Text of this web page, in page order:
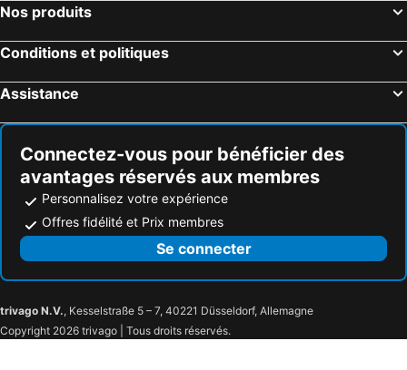
Nos produits
Conditions et politiques
Assistance
Connectez-vous pour bénéficier des
avantages réservés aux membres
Personnalisez votre expérience
Offres fidélité et Prix membres
Se connecter
trivago N.V., Kesselstraße 5 – 7, 40221 Düsseldorf, Allemagne
Copyright 2026 trivago | Tous droits réservés.